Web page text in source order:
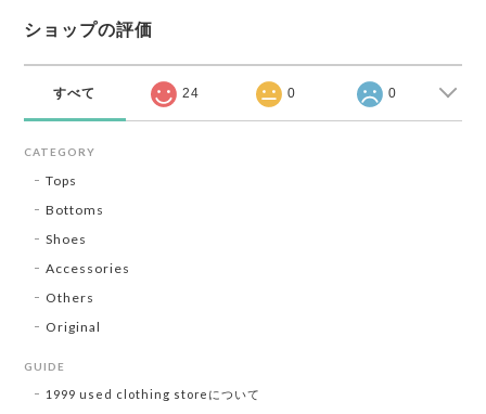
ショップの評価
すべて 24 0 0
CATEGORY
Tops
Bottoms
Shoes
Accessories
Others
Original
GUIDE
1999 used clothing storeについて